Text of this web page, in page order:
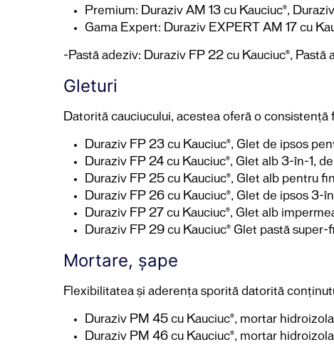
Premium: Duraziv AM 13 cu Kauciuc®,
Gama Expert: Duraziv EXPERT AM 17 cu
-Pastă adeziv: Duraziv FP 22 cu Kauciuc®,
Gleturi
Datorită cauciucului, acestea oferă o
Duraziv FP 23 cu Kauciuc®, Glet de ipsos
Duraziv FP 24 cu Kauciuc®, Glet alb 3-în-1,
Duraziv FP 25 cu Kauciuc®, Glet alb pentru
Duraziv FP 26 cu Kauciuc®, Glet de ipsos 3-
Duraziv FP 27 cu Kauciuc®, Glet alb
Duraziv FP 29 cu Kauciuc® Glet pastă
Mortare, șape
Flexibilitatea și aderența sporită datorită
Duraziv PM 45 cu Kauciuc®, mortar
Duraziv PM 46 cu Kauciuc®, mortar